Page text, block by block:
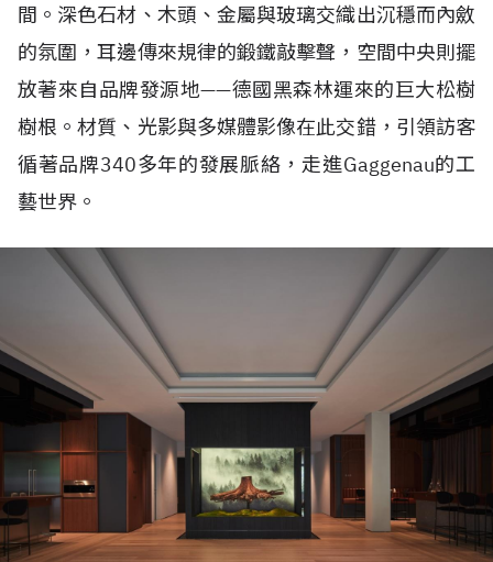
間。深色石材、木頭、金屬與玻璃交織出沉穩而內斂
的氛圍，耳邊傳來規律的鍛鐵敲擊聲，空間中央則擺
放著來自品牌發源地——德國黑森林運來的巨大松樹
樹根。材質、光影與多媒體影像在此交錯，引領訪客
循著品牌340多年的發展脈絡，走進Gaggenau的工
藝世界。